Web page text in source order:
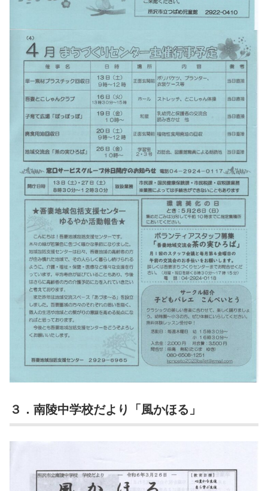
３．南陵中学校だより「風かほる」